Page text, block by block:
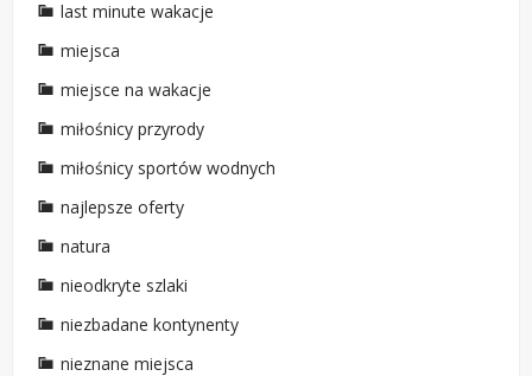
last minute wakacje
miejsca
miejsce na wakacje
miłośnicy przyrody
miłośnicy sportów wodnych
najlepsze oferty
natura
nieodkryte szlaki
niezbadane kontynenty
nieznane miejsca